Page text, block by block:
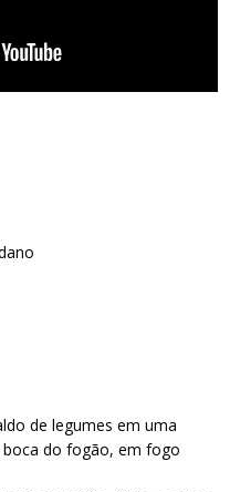
de legumes em uma
boca do fogão, em fogo